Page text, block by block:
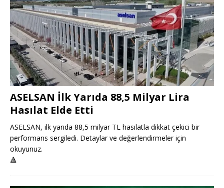
ASELSAN İlk Yarıda 88,5 Milyar Lira
Hasılat Elde Etti
ASELSAN, ilk yarıda 88,5 milyar TL hasılatla dikkat çekici bir
performans sergiledi. Detaylar ve değerlendirmeler için
okuyunuz.
🔺